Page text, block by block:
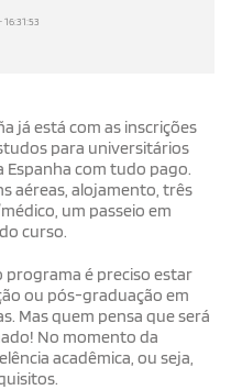
já está com as inscrições
para universitários
Espanha com tudo pago.
aéreas, alojamento, três
um passeio em
curso.
programa é preciso estar
ou pós-graduação em
Mas quem pensa que será
No momento da
acadêmica, ou seja,